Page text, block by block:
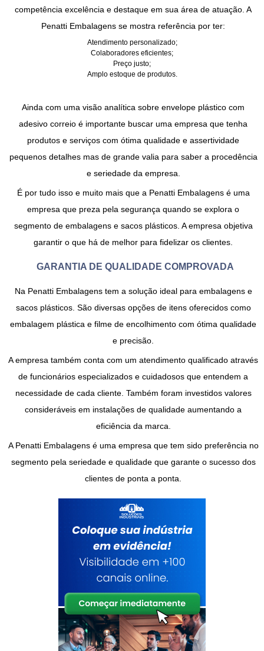
competência excelência e destaque em sua área de atuação. A
Penatti Embalagens se mostra referência por ter:
Atendimento personalizado;
Colaboradores eficientes;
Preço justo;
Amplo estoque de produtos.
Ainda com uma visão analítica sobre envelope plástico com
adesivo correio é importante buscar uma empresa que tenha
produtos e serviços com ótima qualidade e assertividade
pequenos detalhes mas de grande valia para saber a procedência
e seriedade da empresa.
É por tudo isso e muito mais que a Penatti Embalagens é uma
empresa que preza pela segurança quando se explora o
segmento de embalagens e sacos plásticos. A empresa objetiva
garantir o que há de melhor para fidelizar os clientes.
GARANTIA DE QUALIDADE COMPROVADA
Na Penatti Embalagens tem a solução ideal para embalagens e
sacos plásticos. São diversas opções de itens oferecidos como
embalagem plástica e filme de encolhimento com ótima qualidade
e precisão.
A empresa também conta com um atendimento qualificado através
de funcionários especializados e cuidadosos que entendem a
necessidade de cada cliente. Também foram investidos valores
consideráveis em instalações de qualidade aumentando a
eficiência da marca.
A Penatti Embalagens é uma empresa que tem sido preferência no
segmento pela seriedade e qualidade que garante o sucesso dos
clientes de ponta a ponta.